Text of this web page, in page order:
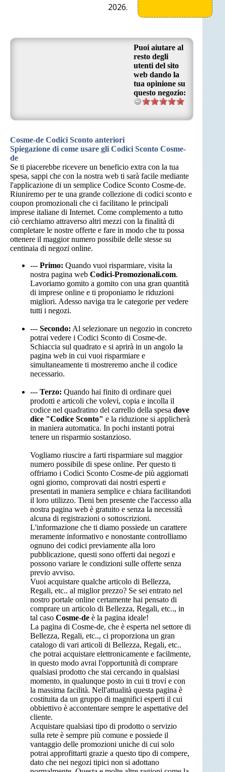
2026.
Puoi aiutare al
resto degli
utenti del sito
web dando la
tua opinione su
questo negozio:
Cosme-de Codici Sconto anteriori
Spiegazione di come usare gli Codici Sconto Cosme-
de
Se ti piacerebbe ricevere un beneficio extra con la tua
spesa, sappi che con la nostra web ti sarà facile mediante
l'applicazione di un semplice Codice Sconto Cosme-de.
Riuniremo per te una grande collezione di codici sconto e
coupon promozionali che ci facilitano le principali
imprese italiane di Internet. Come complemento a tutto
ciò cerchiamo attraverso altri mezzi con la finalità di
completare le nostre offerte e fare in modo che tu possa
ottenere il maggior numero possibile delle stesse su
centinaia di negozi online.
--- Primo: Quando vuoi risparmiare, visita la
nostra pagina web Codici-Promozionali.com.
Lavoriamo gomito a gomito con una gran quantità
di imprese online e ti proponiamo le riduzioni
migliori. Adesso naviga tra le categorie per vedere
tutti i negozi.
--- Secondo: Al selezionare un negozio in concreto
potrai vedere i Codici Sconto di Cosme-de.
Schiaccia sul quadrato e si aprirà in un angolo la
pagina web in cui vuoi risparmiare e
simultaneamente ti mostreremo anche il codice
necessario.
--- Terzo: Quando hai finito di ordinare quei
prodotti e articoli che volevi, copia e incolla il
codice nel quadratino del carrello della spesa dove
dice "Codice Sconto" e la riduzione si applicherà
in maniera automatica. In pochi instanti potrai
tenere un risparmio sostanzioso.
Vogliamo riuscire a farti risparmiare sul maggior
numero possibile di spese online. Per questo ti
offriamo i Codici Sconto Cosme-de più aggiornati
ogni giorno, comprovati dai nostri esperti e
presentati in maniera semplice e chiara facilitandoti
il loro utilizzo. Tieni ben presente che l'accesso alla
nostra pagina web è gratuito e senza la necessità
alcuna di registrazioni o sottoscrizioni.
L'informazione che ti diamo possiede un carattere
meramente informativo e nonostante controlliamo
ognuno dei codici previamente alla loro
pubblicazione, questi sono offerti dai negozi e
possono variare le condizioni sulle offerte senza
previo avviso.
Vuoi acquistare qualche articolo di Bellezza,
Regali, etc.. al miglior prezzo? Se sei entrato nel
nostro portale online certamente hai pensato di
comprare un articolo di Bellezza, Regali, etc.., in
tal caso Cosme-de è la pagina ideale!
La pagina di Cosme-de, che è esperta nel settore di
Bellezza, Regali, etc.., ci proporziona un gran
catalogo di vari articoli di Bellezza, Regali, etc..
che potrai acquistare elettronicamente e facilmente,
in questo modo avrai l'opportunità di comprare
qualsiasi prodotto che stai cercando in qualsiasi
momento, in qualunque posto in cui ti trovi e con
la massima facilità. Nell'attualità questa pagina è
costituita da un gruppo di magnifici esperti il cui
obbiettivo è accontentare sempre le aspettative del
cliente.
Acquistare qualsiasi tipo di prodotto o servizio
sulla rete è sempre più comune e possiede il
vantaggio delle promozioni uniche di cui solo
potrai approfittarti grazie a questo tipo di compere,
dato che nei negozi tipici non si adottano